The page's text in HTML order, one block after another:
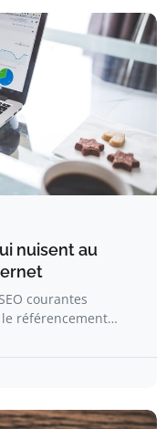
nuisent au
courantes
le référencement…